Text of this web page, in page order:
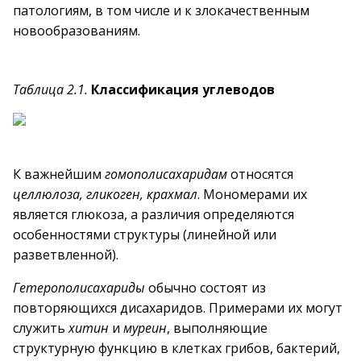
патологиям, в том числе и к злокачественным
новообразованиям.
Таблица 2.1. Классификация углеводов
К важнейшим гомополисахаридамотносятся
целлюлоза, гликоген, крахмал. Мономерами их
является глюкоза, а различия определяются
особенностями структуры (линейной или
разветвленной).
Гетерополисахариды обычно состоят из
повторяющихся дисахаридов. Примерами их могут
служитьхитин и муреин, выполняющие
структурную функцию в клетках грибов, бактерий,